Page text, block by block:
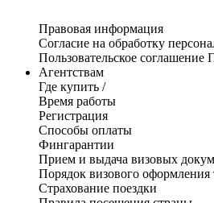
Правовая информация
Согласие на обработку
Пользовательское соглашение
Агентствам
Где купить /
Время работы
Регистрация
Способы оплаты
Фингарантии
Прием и выдача визовых
Порядок визового
Страхование поездки